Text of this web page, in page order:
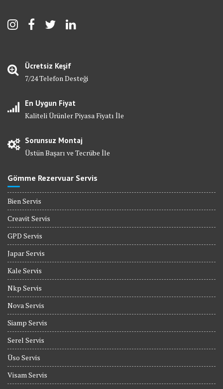
Ücretsiz Keşif
7/24 Telefon Desteği
En Uygun Fiyat
Kaliteli Ürünler Piyasa Fiyatı İle
Sorunsuz Montaj
Üstün Başarı ve Tecrübe İle
Gömme Rezervuar Servis
Bien Servis
Creavit Servis
GPD Servis
Japar Servis
Kale Servis
Nkp Servis
Nova Servis
Siamp Servis
Serel Servis
Üso Servis
Visam Servis